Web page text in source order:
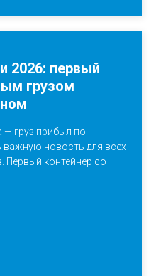
2026: первый
грузом
— груз прибыл по
новость для всех
Первый контейнер со